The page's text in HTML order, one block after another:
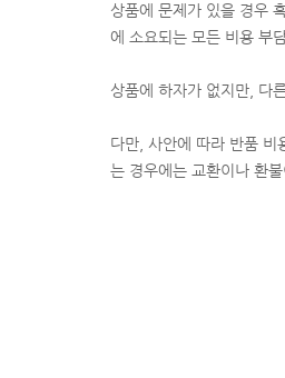
상품에 문제가 있을 경우
에 소요되는 모든 비용 부
상품에 하자가 없지만, 다
다만, 사안에 따라 반품 비
는 경우에는 교환이나 환